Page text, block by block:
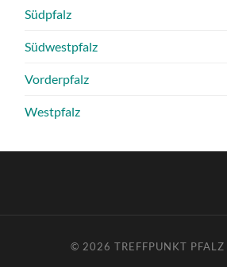
Südpfalz
Südwestpfalz
Vorderpfalz
Westpfalz
© 2026TREFFPUNKT PFALZ